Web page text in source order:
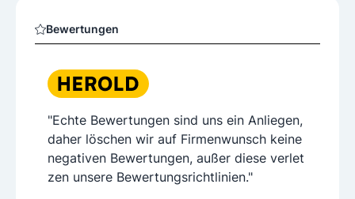
Bewertungen
"Echte Bewertungen sind uns ein Anliegen,
daher löschen wir auf Firmenwunsch keine
negativen Bewertungen, außer diese verlet
zen unsere Bewertungsrichtlinien."